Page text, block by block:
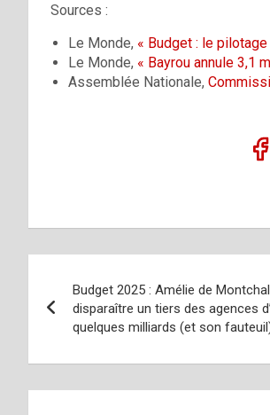
Sources :
Le Monde, « Budget : le
Le Monde, « Bayrou annule 3,1
Assemblée Nationale,
de
l’article
Budget 2025 : Amélie de
disparaître un tiers des agences
quelques milliards (et son